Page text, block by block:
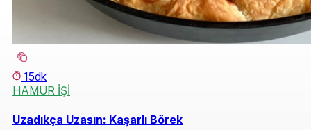
15dk
HAMUR İŞİ
Uzadıkça Uzasın: Kaşarlı Börek